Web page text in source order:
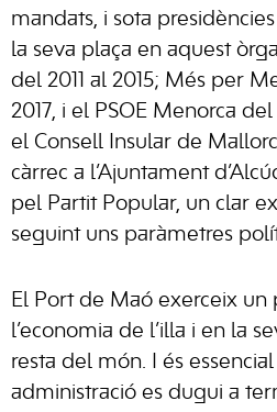
mandats, i sota
la seva plaça en aquest
del 2011 al 2015; Més per
2017, i el PSOE Menorca
el Consell Insular de
càrrec a l’Ajuntament
pel Partit Popular, un clar
seguint uns paràmetres
El Port de Maó exerceix
l’economia de l’illa i en la
resta del món. I és
administració es dugui a